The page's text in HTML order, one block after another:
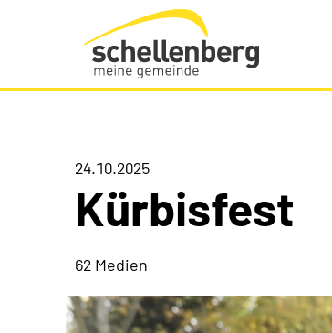
Gemeinde Schellenberg Startseite
24.10.2025
Kürbisfest
62 Medien